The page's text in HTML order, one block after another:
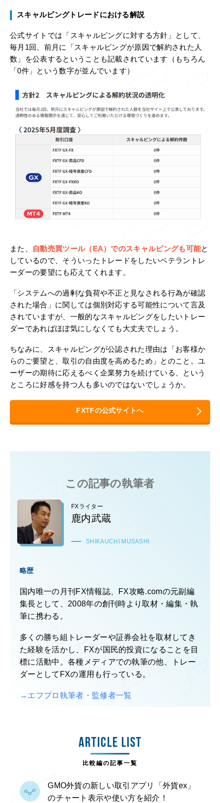
スキャルピングトレードにおける解説
公式サイトでは「スキャルピングに対する方針」として、
毎月1回、前月に「スキャルピングが原因で解約された人
数」を公表するということも記載されています（もちろん
「0件」という数字が並んでいます）
また、 自動売買ツール（EA）でのスキャルピングも可能と
しているので、そういったトレードをしたいベテラントレ
ーダーの要望にも応えてくれます。
「システムへの過剰な負荷や不正と見なされる行為が確認
された場合」に関しては個別対応する可能性について言及
されていますが、一般的なスキャルピングをしたいトレー
ダーであればほぼ気にしなくても大丈夫でしょう。
ちなみに、スキャルピングが公認された理由は「お客様か
らのご要望と、取引の自由度を高めるため」とのこと。ユ
ーザーの期待に応えるべく企業努力を続けている、という
ところに好感を持つ人も多いのではないでしょうか。
FXTFの公式サイトへ
この記事の執筆者
FXライター
鹿内武蔵
SHIKAUCHI MUSASHI
略歴
国内唯一の月刊FX情報誌、FX攻略.comの元副編
集長として、2008年の創刊時より取材・編集・執
筆に携わる。
多くの勝ち組トレーダーや証券会社を取材してき
た経験を活かし、FXが国民的投資になることを目
標に活動中。各種メディアでの執筆の他、トレー
ダーとしてFXの運用も行っている。
→エフプロ執筆者・監修者一覧
ARTICLE LIST
比較編の記事一覧
GMO外貨の新しい取引アプリ「外貨ex」
のチャート表示や使い方を紹介！